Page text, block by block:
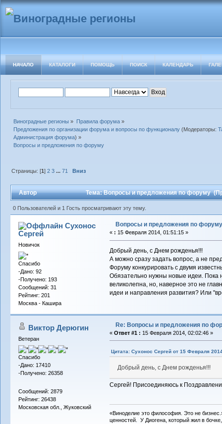
НАЧАЛО КАТАЛОГИ ПОМОЩЬ ПОИСК КАЛЕНДАРЬ
Виноградные регионы » Правила форума»
Предложения по организации форума и вопросы по функционалу (Модераторы:
Администрация форума) »
Вопросы и предложения по форуму
Страницы: [1]2 3 ...71 Вниз
Автор Тема: Вопросы и предложения по форуму
0 Пользователей и 1 Гость просматривают эту тему.
Сухонос
Сергей
Новичок
Спасибо
-Дано: 92
-Получено: 193
Сообщений: 31
Рейтинг: 201
Москва - Кашира
Вопросы и предложения по форуму
« : 15 Февраля 2014, 01:51:15 »
Добрый день, с Днем рожденья!!!
А можно сразу задать вопрос, а не
Форуму конкурировать с двумя
Обязательно нужны новые идеи. Пока
великолепна, но, наверное это не
идеи и направления развития? Или
Виктор Дерюгин
Ветеран
Спасибо
-Дано: 17410
-Получено: 26358
Сообщений: 2879
Рейтинг: 26438
Московская обл., Жуковский
Re: Вопросы и предложения по
« Ответ #1 : 15 Февраля 2014, 02:02:46 »
Цитата: Сухонос Сергей от 15 Февраля
Добрый день, с Днем рожденья!!!
Сергей! Присоединяюсь к
«Виноделие это философия. Это не
ценностей. У Диогена, который жил в